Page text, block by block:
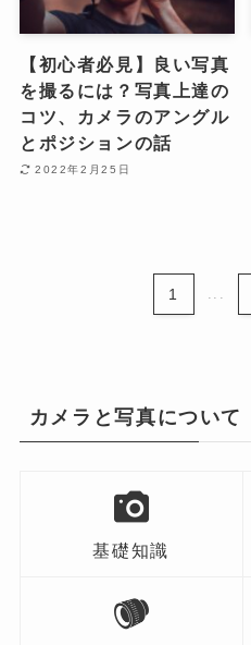
【初心者必見】良い写真
を撮るには？写真上達の
コツ、カメラのアングル
とポジションの話
2022年2月25日
1 ...
カメラと写真について
基礎知識